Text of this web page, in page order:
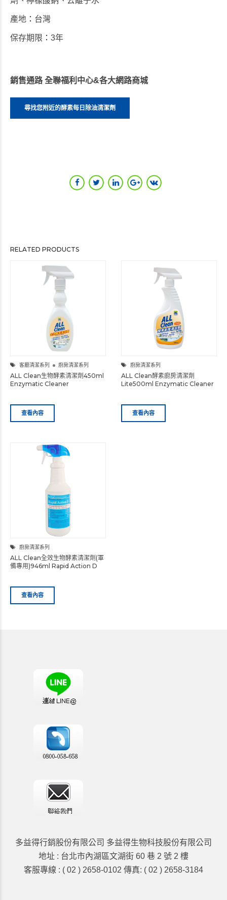
產地 ： 台灣
保存期限 ： 3年
銷售通路 全聯福利中心&各大網路商城
尋找您附近的酵素每日除油清潔劑
RELATED PRODUCTS
客廳清潔系列 廚房清潔系列
ALL Clean生物酵素清潔劑450ml
Enzymatic Cleaner
查看內容
廚房清潔系列
ALL Clean酵素廚房清潔劑
Lite500ml Enzymatic Cleaner
查看內容
廚房清潔系列
ALL Clean全效生物酵素清潔劑(軍
備專用)946ml Rapid Action D
查看內容
多益得行銷股份有限公司 多益得生物科技股份有限公司
地址 : 台北市內湖區文湖街 60 巷 2 號 2 樓
客服專線 : ( 02 ) 2658-0102 傳真: ( 02 ) 2658-3184